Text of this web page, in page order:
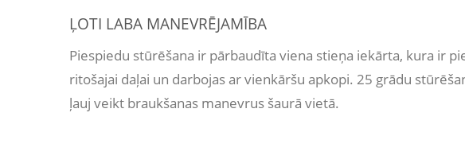
ĻOTI LABA MANEVRĒJAMĪBA
Piespiedu stūrēšana ir pārbaudīta viena stieņa iekārta, kura ir
ritošajai daļai un darbojas ar vienkāršu apkopi. 25 grādu
ļauj veikt braukšanas manevrus šaurā vietā.